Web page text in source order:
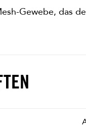
Gewebe, das